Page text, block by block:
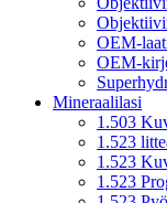
OEM-
OEM-
Mineraalilasi
1.503
1.523
1.523
1.523